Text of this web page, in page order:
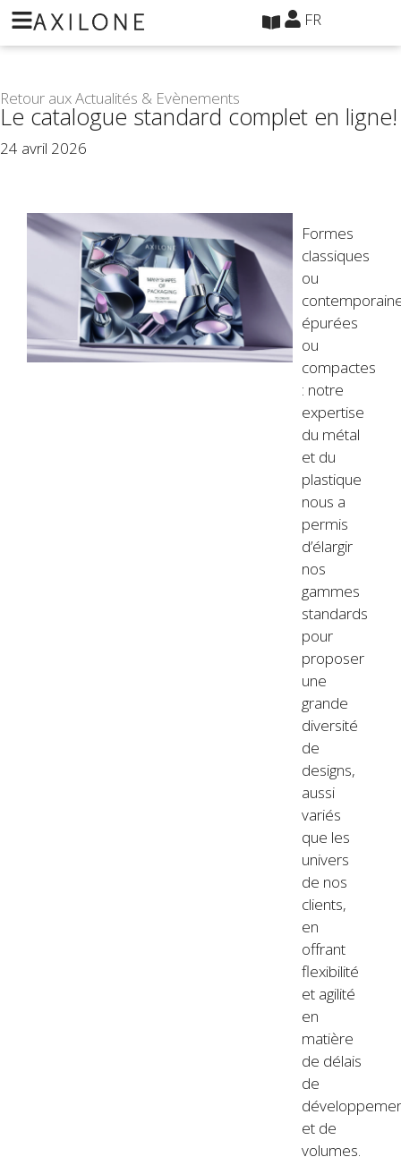
FR
Retour aux Actualités & Evènements
Le catalogue standard complet en ligne!
24 avril 2026
Formes
classiques
ou
épurées
ou
compactes
: notre
expertise
du métal
et du
plastique
nous a
permis
d’élargir
nos
gammes
standards
pour
proposer
une
grande
diversité
de
designs,
aussi
variés
que les
univers
de nos
clients,
en
offrant
flexibilité
et agilité
en
matière
de délais
de
et de
volumes.
Panneau de gestion des cookies